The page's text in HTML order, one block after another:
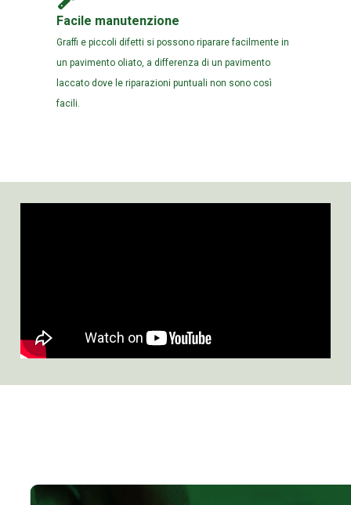
Facile manutenzione
Graffi e piccoli difetti si possono riparare facilmente in
un pavimento oliato, a differenza di un pavimento
laccato dove le riparazioni puntuali non sono così
facili.